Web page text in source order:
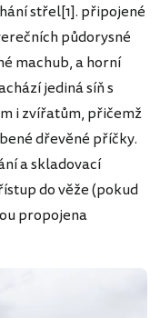
střel[1]. připojené
půdorysné
machub, a horní
jediná síň s
i zvířatům, přičemž
dřevěné příčky.
a skladovací
do věže (pokud
propojena